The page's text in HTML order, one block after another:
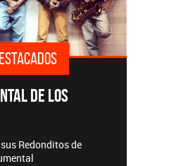
DE LOS
Redonditos de